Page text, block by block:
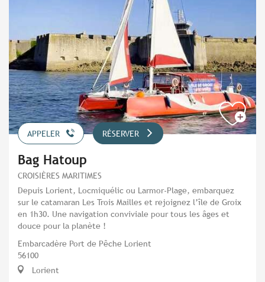
APPELER RÉSERVER
Bag Hatoup
CROISIÈRES MARITIMES
Depuis Lorient, Locmiquélic ou Larmor-Plage, embarquez
sur le catamaran Les Trois Mailles et rejoignez l’île de Groix
en 1h30. Une navigation conviviale pour tous les âges et
douce pour la planète !
Embarcadère Port de Pêche Lorient
56100
Lorient